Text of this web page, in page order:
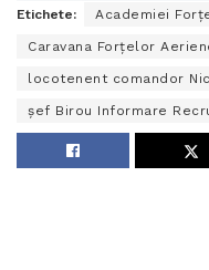
Etichete: Academiei
Caravana Forțelor
locotenent comandor
șef Birou Informare